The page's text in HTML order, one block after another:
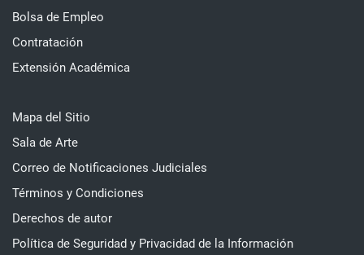
Bolsa de Empleo
Contratación
Extensión Académica
Mapa del Sitio
Sala de Arte
Correo de Notificaciones Judiciales
Términos y Condiciones
Derechos de autor
Política de Seguridad y Privacidad de la Información